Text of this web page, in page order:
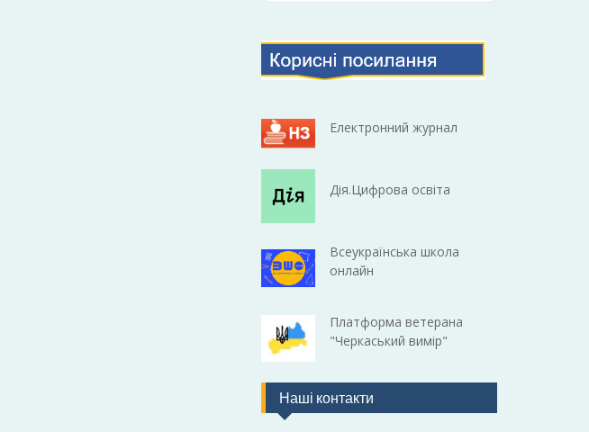
Електронний журнал
Дія.Цифрова освіта
Всеукраїнська школа
онлайн
Платформа ветерана
"Черкаський вимір"
Наші контакти